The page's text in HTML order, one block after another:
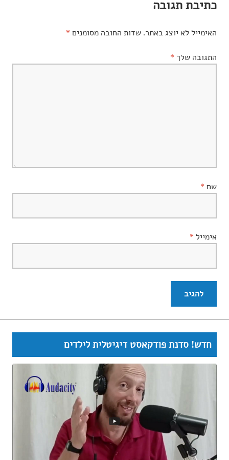
כתיבת תגובה
האימייל לא יוצג באתר. שדות החובה מסומנים *
התגובה שלך *
שם *
אימייל *
חדש! סדנת פודקאסט דיגיטלית לילדים